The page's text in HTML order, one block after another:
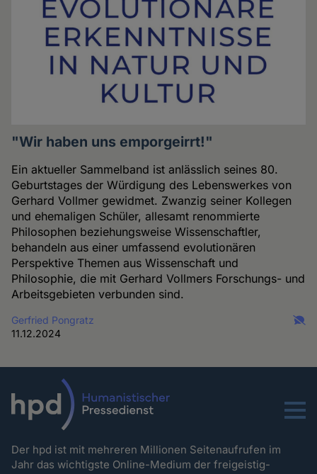
"Wir haben uns emporgeirrt!"
Ein aktueller Sammelband ist anlässlich seines 80.
Geburtstages der Würdigung des Lebenswerkes von
Gerhard Vollmer gewidmet. Zwanzig seiner Kollegen
und ehemaligen Schüler, allesamt renommierte
Philosophen beziehungsweise Wissenschaftler,
behandeln aus einer umfassend evolutionären
Perspektive Themen aus Wissenschaft und
Philosophie, die mit Gerhard Vollmers Forschungs- und
Arbeitsgebieten verbunden sind.
Gerfried Pongratz
11.12.2024
Menu
Der hpd ist mit mehreren Millionen Seitenaufrufen im
Jahr das wichtigste Online-Medium der freigeistig-